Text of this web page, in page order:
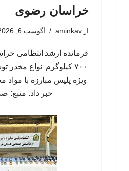
خراسان رضوی
از aminkav آگوست 6, 2026
فرمانده ارشد انتظامی
۷۰۰ کیلوگرم انواع
ویژه پلیس مبارزه با
خبر داد. منبع: